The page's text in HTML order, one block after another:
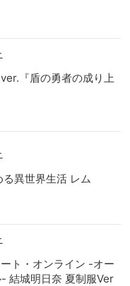
『盾の勇者の成り上
異世界生活 レム
ト・オンライン -オー
結城明日奈 夏制服Ver